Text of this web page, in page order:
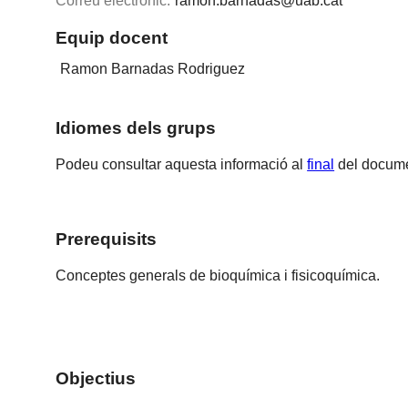
Equip docent
Ramon Barnadas Rodriguez
Idiomes dels grups
Podeu consultar aquesta informació alfinal del
Prerequisits
Conceptes generals de bioquímica i fisicoquímica.
Objectius